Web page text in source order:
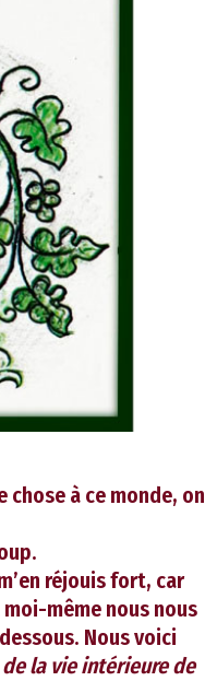
à ce monde, on
réjouis fort, car
même nous nous
Nous voici
la vie intérieure de